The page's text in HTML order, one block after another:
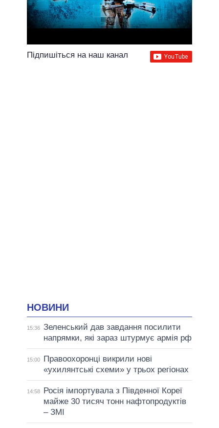
Підпишіться на наш канал
НОВИНИ
15:36 Зеленський дав завдання посилити
напрямки, які зараз штурмує армія рф
15:00
Правоохоронці викрили нові
«ухилянтські схеми» у трьох регіонах
14:58
Росія імпортувала з Південної Кореї
майже 30 тисяч тонн нафтопродуктів
– ЗМІ